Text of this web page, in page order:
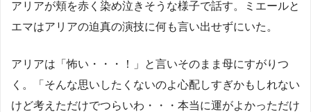
アリアが頬を赤く染め泣きそうな様子で話す。ミエールと
エマはアリアの迫真の演技に何も言い出せずにいた。
アリアは「怖い・・・！」と言いそのまま母にすがりつ
く。「そんな思いしたくないのよ心配しすぎかもしれない
けど考えただけでつらいわ・・・本当に運がよかっただけ